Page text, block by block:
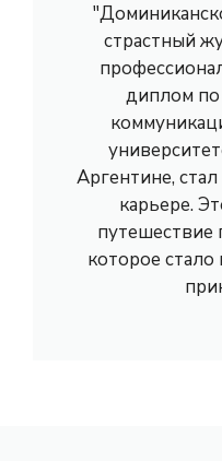
страстный
диплом
Аргентине,
карьере.
которое стало